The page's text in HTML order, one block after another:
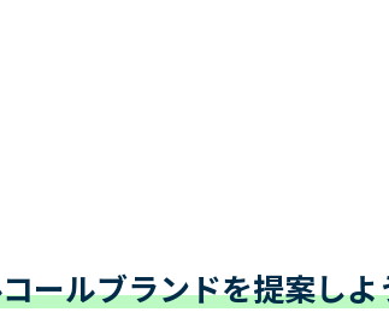
ールブランドを提案しよ